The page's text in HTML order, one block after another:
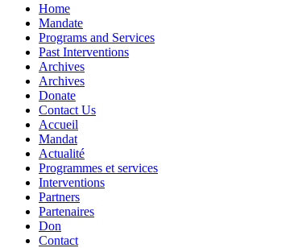
Home
Mandate
Programs and Services
Past Interventions
Archives
Archives
Donate
Contact Us
Accueil
Mandat
Actualité
Programmes et services
Interventions
Partners
Partenaires
Don
Contact